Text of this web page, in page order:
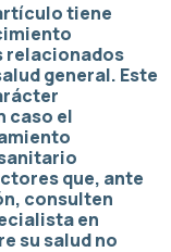
tiene
relacionados
general. Este
caso el
que, ante
consulten
en
su salud no